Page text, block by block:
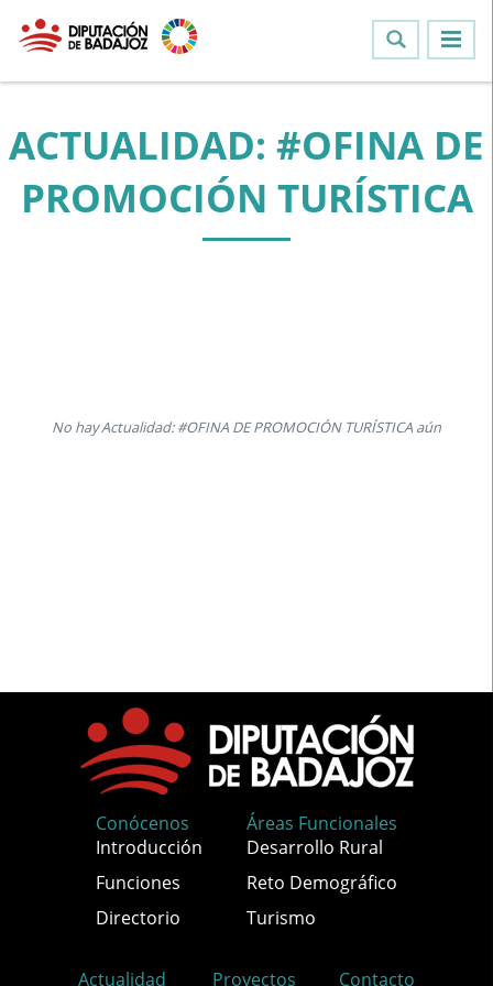
ACTUALIDAD: #OFINA DE
PROMOCIÓN TURÍSTICA
No hay Actualidad: #OFINA DE PROMOCIÓN TURÍSTICA aún
Conócenos
Introducción
Funciones
Directorio
Áreas Funcionales
Desarrollo Rural
Reto Demográfico
Turismo
Actualidad Proyectos Contacto